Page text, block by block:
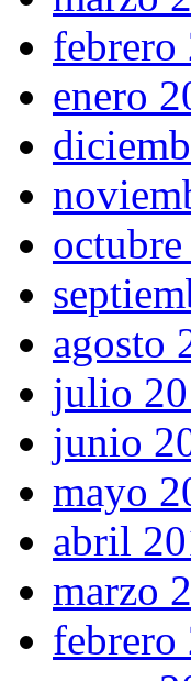
febrero
enero
agosto
julio
junio
mayo
abril
marzo
febrero